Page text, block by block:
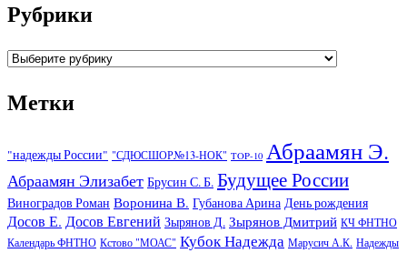
Рубрики
Рубрики
Метки
"надежды России" "СДЮСШОР№13-НОК" TOP-10 Абраамян Э.
Абраамян Элизабет Брусин С. Б. Будущее России
Виноградов Роман Воронина В. Губанова Арина День рождения
Досов Е. Досов Евгений Зырянов Д. Зырянов Дмитрий КЧ ФНТНО
Календарь ФНТНО Кстово "МОАС" Кубок Надежда Марусич А.К. Надежды